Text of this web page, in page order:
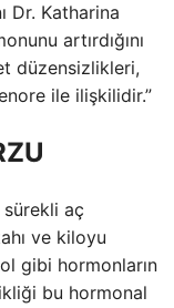
Dr. Katharina
artırdığını
düzensizlikleri,
ile ilişkilidir.”
aç
ve kiloyu
gibi hormonların
bu hormonal